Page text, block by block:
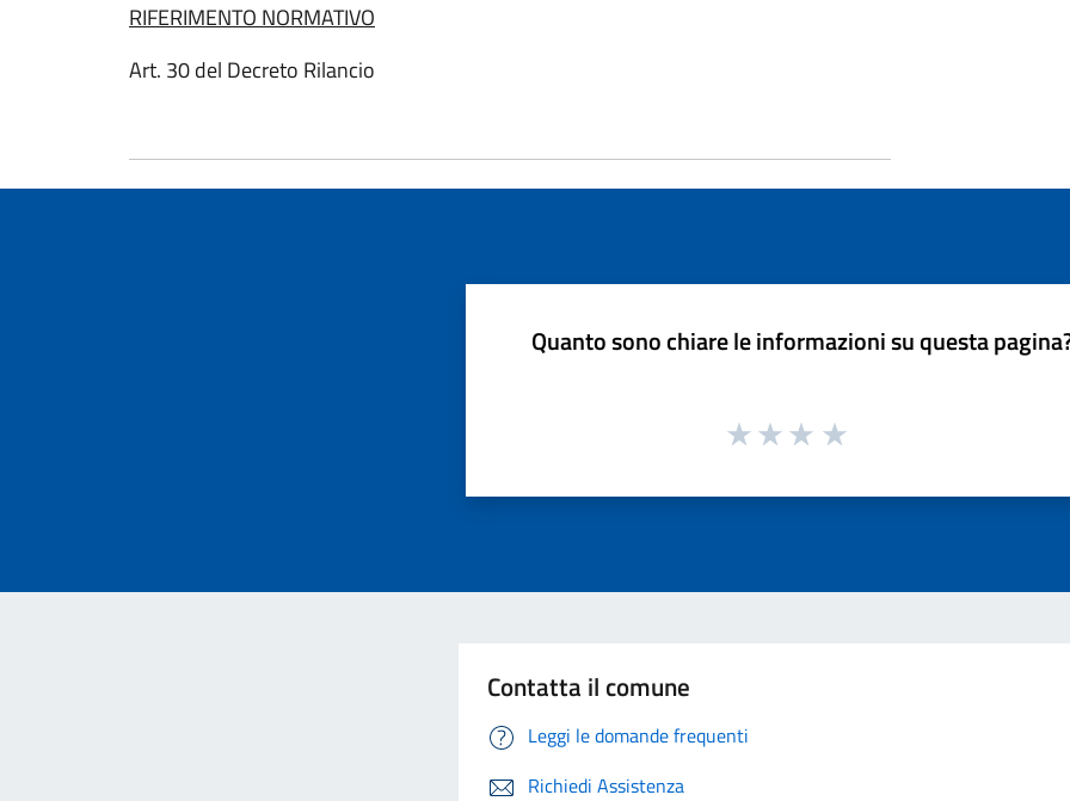
RIFERIMENTO NORMATIVO
Art. 30 del Decreto Rilancio
Quanto sono chiare le informazioni su questa
Contatta il comune
Leggi le domande frequenti
Richiedi Assistenza